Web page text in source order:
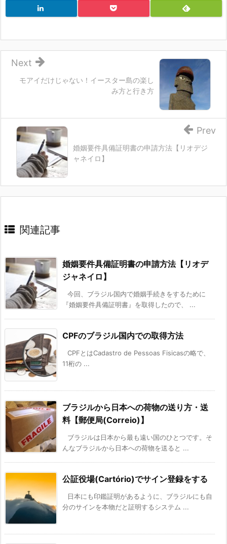
モアイだけじゃない！イースター島の楽し
み方と行き方
Next
婚姻要件具備証明書の申請方法【リオデジ
ャネイロ】
Prev
関連記事
婚姻要件具備証明書の申請方法【リオデ
ジャネイロ】
今回、ブラジル国内で婚姻手続きをするために
『婚姻要件具備証明書』を取得したので、 ...
CPFのブラジル国内での取得方法
CPFとはCadastro de Pessoas Fisicasの略で、
11桁の ...
ブラジルから日本への荷物の送り方・送
料【郵便局(Correio)】
ブラジルは日本から最も遠い国のひとつです。そ
んなブラジルから日本への荷物を送ると ...
公証役場(Cartório)でサイン登録をする
日本にも印鑑証明があるように、ブラジルにも自
分のサインを本物だと証明するシステム ...